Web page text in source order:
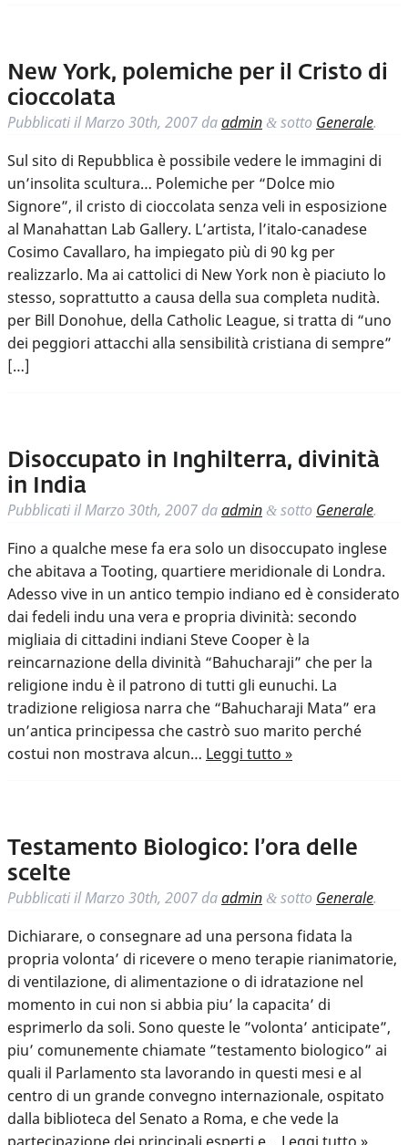
New York, polemiche per il Cristo di
cioccolata
Pubblicati ilMarzo 30th, 2007 daadmin & sotto Generale.
Sul sito di Repubblica è possibile vedere le immagini di
un’insolita scultura… Polemiche per “Dolce mio
Signore”, il cristo di cioccolata senza veli in esposizione
al Manahattan Lab Gallery. L’artista, l’italo-canadese
Cosimo Cavallaro, ha impiegato più di 90 kg per
realizzarlo. Ma ai cattolici di New York non è piaciuto lo
stesso, soprattutto a causa della sua completa nudità.
per Bill Donohue, della Catholic League, si tratta di “uno
dei peggiori attacchi alla sensibilità cristiana di sempre”
[…]
Disoccupato in Inghilterra, divinità
in India
Pubblicati ilMarzo 30th, 2007 daadmin & sotto Generale.
Fino a qualche mese fa era solo un disoccupato inglese
che abitava a Tooting, quartiere meridionale di Londra.
Adesso vive in un antico tempio indiano ed è considerato
dai fedeli indu una vera e propria divinità: secondo
migliaia di cittadini indiani Steve Cooper è la
reincarnazione della divinità “Bahucharaji” che per la
religione indu è il patrono di tutti gli eunuchi. La
tradizione religiosa narra che “Bahucharaji Mata” era
un’antica principessa che castrò suo marito perché
costui non mostrava alcun… Leggi tutto »
Testamento Biologico: l’ora delle
scelte
Pubblicati ilMarzo 30th, 2007 daadmin & sotto Generale.
Dichiarare, o consegnare ad una persona fidata la
propria volonta’ di ricevere o meno terapie rianimatorie,
di ventilazione, di alimentazione o di idratazione nel
momento in cui non si abbia piu’ la capacita’ di
esprimerlo da soli. Sono queste le ”volonta’ anticipate”,
piu’ comunemente chiamate ”testamento biologico” ai
quali il Parlamento sta lavorando in questi mesi e al
centro di un grande convegno internazionale, ospitato
dalla biblioteca del Senato a Roma, e che vede la